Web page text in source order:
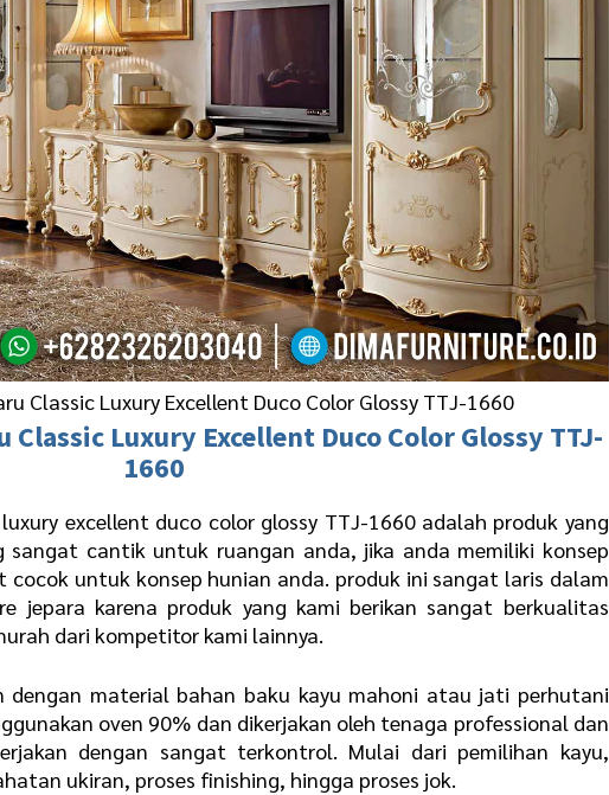
Classic Luxury Excellent Duco Color Glossy TTJ-1660
Classic Luxury Excellent Duco Color Glossy TTJ-
1660
excellent duco color glossy TTJ-1660 adalah produk yang
sangat cantik untuk ruangan anda, jika anda memiliki konsep
cocok untuk konsep hunian anda. produk ini sangat laris dalam
jepara karena produk yang kami berikan sangat berkualitas
dari kompetitor kami lainnya.
dengan material bahan baku kayu mahoni atau jati perhutani
oven 90% dan dikerjakan oleh tenaga professional dan
dengan sangat terkontrol. Mulai dari pemilihan kayu,
ukiran, proses finishing, hingga proses jok.